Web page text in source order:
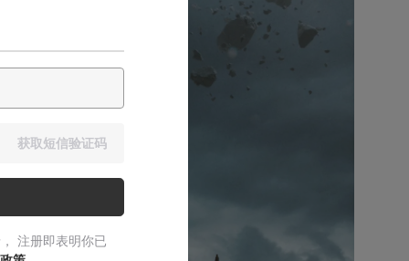
关注喜欢的创作者
登录 / 注册
获取短信验证码
注册即表明你已